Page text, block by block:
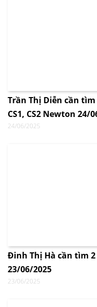
Trần Thị Diễn cần
CS1, CS2 Newton 24/
24/06/2025
Đinh Thị Hà cần tìm 2
23/06/2025
23/06/2025